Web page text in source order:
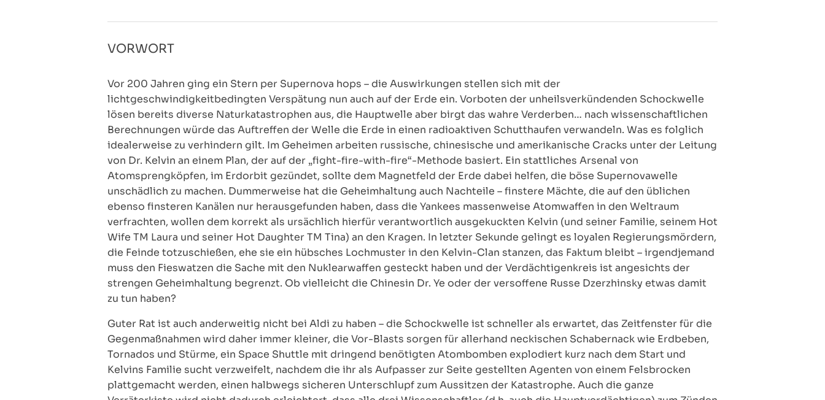
VORWORT
Vor 200 Jahren ging ein Stern per Supernova hops – die Auswirkungen stellen sich mit der
lichtgeschwindigkeitbedingten Verspätung nun auch auf der Erde ein. Vorboten der unheilsverkündenden Schockwelle
lösen bereits diverse Naturkatastrophen aus, die Hauptwelle aber birgt das wahre Verderben… nach wissenschaftlichen
Berechnungen würde das Auftreffen der Welle die Erde in einen radioaktiven Schutthaufen verwandeln. Was es folglich
idealerweise zu verhindern gilt. Im Geheimen arbeiten russische, chinesische und amerikanische Cracks unter der Leitung
von Dr. Kelvin an einem Plan, der auf der „fight-fire-with-fire“-Methode basiert. Ein stattliches Arsenal von
Atomsprengköpfen, im Erdorbit gezündet, sollte dem Magnetfeld der Erde dabei helfen, die böse Supernovawelle
unschädlich zu machen. Dummerweise hat die Geheimhaltung auch Nachteile – finstere Mächte, die auf den üblichen
ebenso finsteren Kanälen nur herausgefunden haben, dass die Yankees massenweise Atomwaffen in den Weltraum
verfrachten, wollen dem korrekt als ursächlich hierfür verantwortlich ausgekuckten Kelvin (und seiner Familie, seinem Hot
Wife TM Laura und seiner Hot Daughter TM Tina) an den Kragen. In letzter Sekunde gelingt es loyalen Regierungsmördern,
die Feinde totzuschießen, ehe sie ein hübsches Lochmuster in den Kelvin-Clan stanzen, das Faktum bleibt – irgendjemand
muss den Fieswatzen die Sache mit den Nuklearwaffen gesteckt haben und der Verdächtigenkreis ist angesichts der
strengen Geheimhaltung begrenzt. Ob vielleicht die Chinesin Dr. Ye oder der versoffene Russe Dzerzhinsky etwas damit
zu tun haben?
Guter Rat ist auch anderweitig nicht bei Aldi zu haben – die Schockwelle ist schneller als erwartet, das Zeitfenster für die
Gegenmaßnahmen wird daher immer kleiner, die Vor-Blasts sorgen für allerhand neckischen Schabernack wie Erdbeben,
Tornados und Stürme, ein Space Shuttle mit dringend benötigten Atombomben explodiert kurz nach dem Start und
Kelvins Familie sucht verzweifelt, nachdem die ihr als Aufpasser zur Seite gestellten Agenten von einem Felsbrocken
plattgemacht werden, einen halbwegs sicheren Unterschlupf zum Aussitzen der Katastrophe. Auch die ganze